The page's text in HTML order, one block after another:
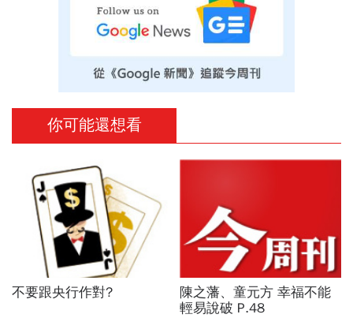
你可能還想看
不要跟央行作對?
陳之藩、童元方 幸福不能
輕易說破 P.48